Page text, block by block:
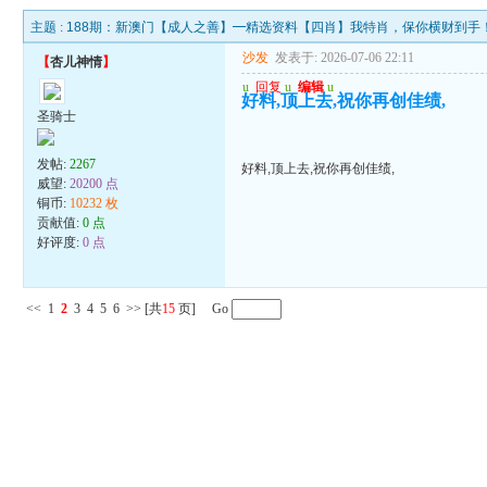
主题 : 188期：新澳门【成人之善】━精选资料【四肖】我特肖，保你横财到手
【杏儿神情】
圣骑士
发帖:2267
威望:20200 点
铜币: 10232 枚
贡献值:0 点
好评度:0 点
沙发 发表于: 2026-07-06 22:11
u 回复 u 编辑 u
好料,顶上去,祝你再创佳绩,
好料,顶上去,祝你再创佳绩,
<< 1 2 3 4 5 6 >> [共15 页] Go